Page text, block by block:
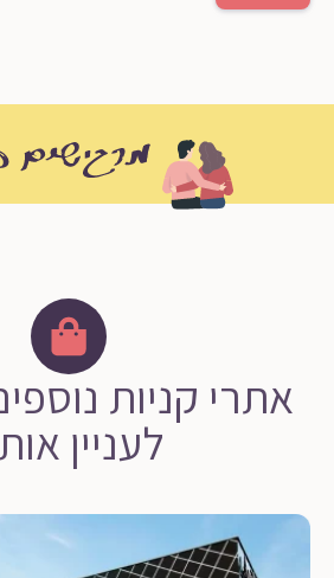
אתרי קניות
לעניין